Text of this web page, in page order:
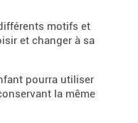
motifs et
et changer à sa
pourra utiliser
la même